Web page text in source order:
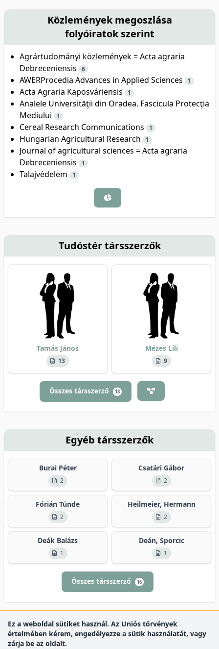
Közlemények megoszlása
folyóiratok szerint
Agrártudományi közlemények = Acta agraria
Debreceniensis
6
AWERProcedia Advances in Applied Sciences 1
Acta Agraria Kaposváriensis 1
Analele Universităţii din Oradea. Fascicula Protecţia
Mediului
1
Cereal Research Communications 1
Hungarian Agricultural Research 1
Journal of agricultural sciences = Acta agraria
Debreceniensis
1
Talajvédelem 1
Tudóstér társszerzők
Tamás János
13
Mézes Lili
9
Összes társszerző 18
Egyéb társszerzők
Burai Péter
2
Csatári Gábor
2
Fórián Tünde
2
Heilmeier, Hermann
2
Deák Balázs
1
Deán, Sporcic
1
Összes társszerző 16
Ez a weboldal sütiket használ. Az Uniós törvények
értelmében kérem, engedélyezze a sütik használatát, vagy
zárja be az oldalt.